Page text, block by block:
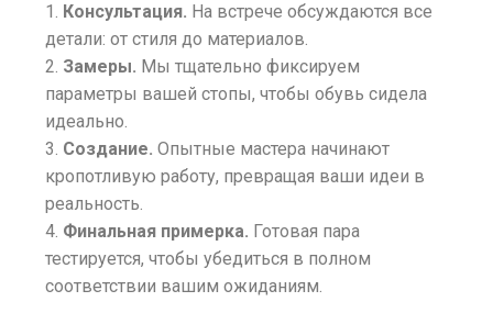
Консультация. На встрече обсуждаются все
детали: от стиля до материалов.
Замеры. Мы тщательно фиксируем
параметры вашей стопы, чтобы обувь сидела
идеально.
Создание. Опытные мастера начинают
кропотливую работу, превращая ваши идеи в
реальность.
Финальная примерка. Готовая пара
тестируется, чтобы убедиться в полном
соответствии вашим ожиданиям.